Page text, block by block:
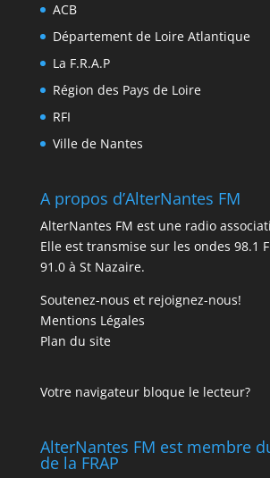
ACB
Département de Loire Atlantique
La F.R.A.P
Région des Pays de Loire
RFI
Ville de Nantes
A propos d’AlterNantes FM
AlterNantes FM est une radio
Elle est transmise sur les ondes 98.1
91.0 à St Nazaire.
Soutenez-nous et rejoignez-nous!
Mentions Légales
Plan du site
Votre navigateur bloque le lecteur?
AlterNantes FM est membre
de la FRAP